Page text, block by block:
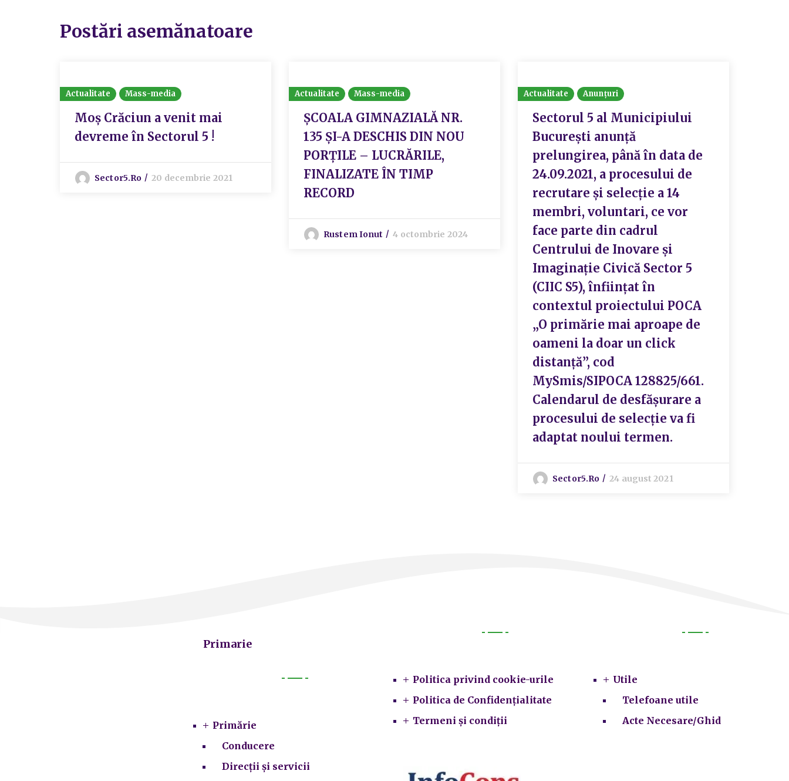
Postări asemănatoare
Actualitate Mass-media
Moș Crăciun a venit mai
devreme în Sectorul 5 !
Sector5.ro 20 decembrie 2021
Actualitate Mass-media
ȘCOALA GIMNAZIALĂ NR.
135 ȘI-A DESCHIS DIN NOU
PORȚILE – LUCRĂRILE,
FINALIZATE ÎN TIMP
RECORD
Rustem Ionut 4 octombrie 2024
Actualitate Anunțuri
Sectorul 5 al Municipiului
Bucureşti anunţă
prelungirea, până în data de
24.09.2021, a procesului de
recrutare şi selecţie a 14
membri, voluntari, ce vor
face parte din cadrul
Centrului de Inovare şi
Imaginaţie Civică Sector 5
(CIIC S5), înfiinţat în
contextul proiectului POCA
„O primărie mai aproape de
oameni la doar un click
distanţă”, cod
MySmis/SIPOCA 128825/661.
Calendarul de desfășurare a
procesului de selecție va fi
adaptat noului termen.
Sector5.ro 24 august 2021
Primarie
Primărie
Conducere
Direcții și servicii
Politica privind cookie-urile
Politica de Confidențialitate
Termeni și condiții
Utile
Telefoane utile
Acte Necesare/Ghid